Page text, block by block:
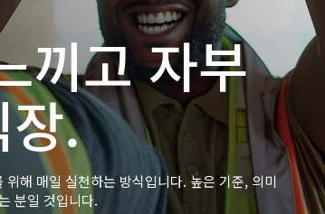
끼고 자부
.
해 매일 실천하는 방식입니다. 높은 기준, 의미
분일 것입니다.